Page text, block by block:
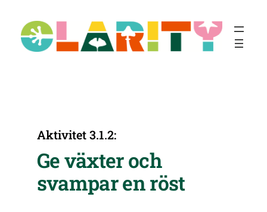
innehåll
Aktivitet 3.1.2:
Ge växter och
svampar en röst